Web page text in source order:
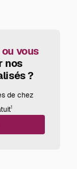
vous
nos
?
de chez
1